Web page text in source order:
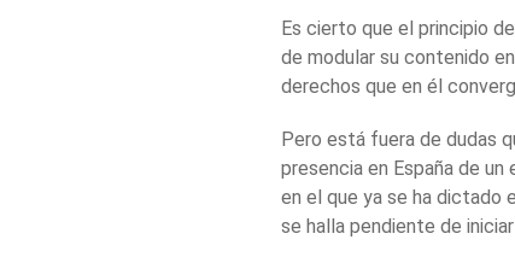
Es cierto que el principio
de modular su contenido
derechos que en él
Pero está fuera de dudas
presencia en España de
en el que ya se ha dictado
se halla pendiente de